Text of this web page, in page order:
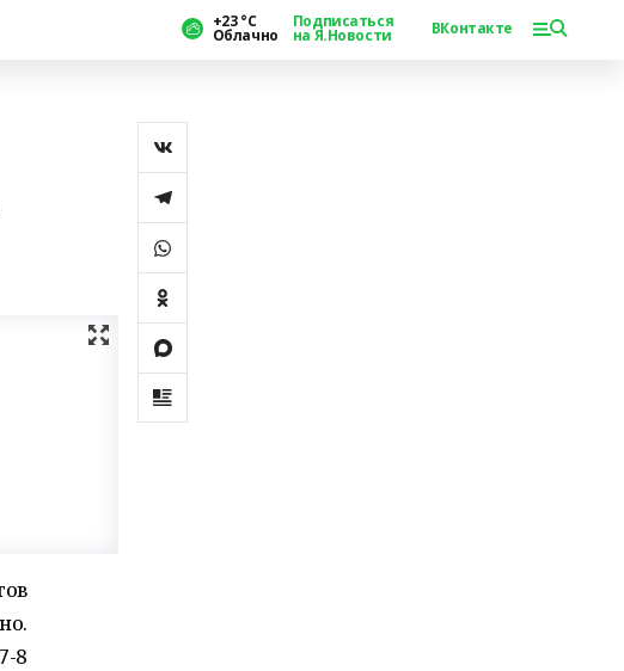
+23 °С
Облачно
Подписаться
на Я.Новости ВКонтакте
8